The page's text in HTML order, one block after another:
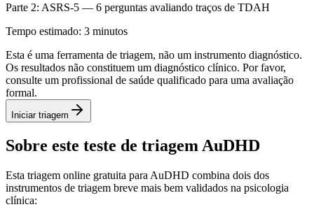
Parte 2: ASRS-5 — 6 perguntas avaliando traços de TDAH
Tempo estimado: 3 minutos
Esta é uma ferramenta de triagem, não um instrumento diagnóstico.
Os resultados não constituem um diagnóstico clínico. Por favor,
consulte um profissional de saúde qualificado para uma avaliação
formal.
Iniciar triagem
Sobre este teste de triagem AuDHD
Esta triagem online gratuita para AuDHD combina dois dos
instrumentos de triagem breve mais bem validados na psicologia
clínica: